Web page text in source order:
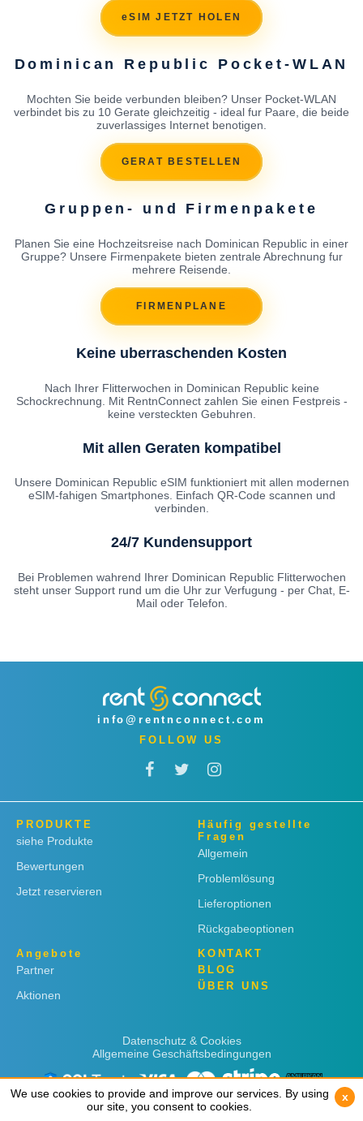
eSIM JETZT HOLEN
Dominican Republic Pocket-WLAN
Mochten Sie beide verbunden bleiben? Unser Pocket-WLAN
verbindet bis zu 10 Gerate gleichzeitig - ideal fur Paare, die beide
zuverlassiges Internet benotigen.
GERAT BESTELLEN
Gruppen- und Firmenpakete
Planen Sie eine Hochzeitsreise nach Dominican Republic in einer
Gruppe? Unsere Firmenpakete bieten zentrale Abrechnung fur
mehrere Reisende.
FIRMENPLANE
Keine uberraschenden Kosten
Nach Ihrer Flitterwochen in Dominican Republic keine
Schockrechnung. Mit RentnConnect zahlen Sie einen Festpreis -
keine versteckten Gebuhren.
Mit allen Geraten kompatibel
Unsere Dominican Republic eSIM funktioniert mit allen modernen
eSIM-fahigen Smartphones. Einfach QR-Code scannen und
verbinden.
24/7 Kundensupport
Bei Problemen wahrend Ihrer Dominican Republic Flitterwochen
steht unser Support rund um die Uhr zur Verfugung - per Chat, E-
Mail oder Telefon.
info@rentnconnect.com
FOLLOW US
PRODUKTE
siehe Produkte
Bewertungen
Jetzt reservieren
Häufig gestellte
Fragen
Allgemein
Problemlösung
Lieferoptionen
Rückgabeoptionen
Angebote
Partner
Aktionen
KONTAKT
BLOG
ÜBER UNS
Datenschutz & Cookies
Allgemeine Geschäftsbedingungen
We use cookies to provide and improve our services. By using
our site, you consent to cookies.
x
We use cookies to provide and improve our services. By using
our site, you consent to cookies.
x